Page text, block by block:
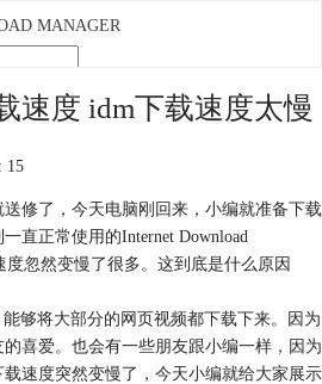
MANAGER
速度 idm下载速度太慢
15
修了，今天电脑刚回来，小编就准备下载
直正常使用的Internet Download
度忽然变慢了很多。这到底是什么原因
够将大部分的网页视频都下载下来。因为
喜爱。也会有一些朋友跟小编一样，因为
载速度突然变慢了，今天小编就给大家展示